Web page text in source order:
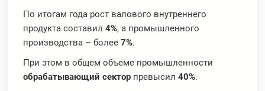
По итогам года рост валового внутреннего
продукта составил4%, а промышленного
производства – более7%.
При этом в общем объеме промышленности
обрабатывающий сектор превысил40%.